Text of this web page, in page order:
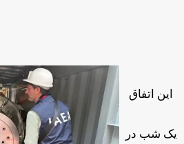
این اتفاق
یک شب در